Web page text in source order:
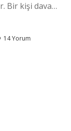
Bir kişi dava…
14 Yorum